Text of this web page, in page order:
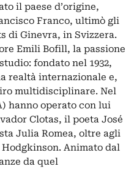
il paese d’origine,
Franco, ultimò gli
di Ginevra, in Svizzera.
Emili Bofill, la passione
fondato nel 1932,
realtà internazionale e,
multidisciplinare. Nel
hanno operato con lui
Clotas, il poeta José
Julia Romea, oltre agli
Animato dal
da quel